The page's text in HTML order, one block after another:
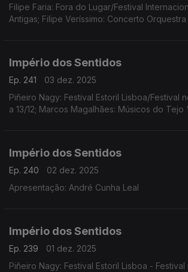
Filipe Faria: Fora do Lugar/Festival
Antigas; Filipe Veríssimo: Concerto Orquestra
Império dos Sentidos
Ep. 241
03 dez. 2025
Piñeiro Nagy: Festival Estoril Lisboa/Festival
a 13/12; Marcos Magalhães: Músicos do Tejo "E Não o Fazer!
Império dos Sentidos
Ep. 240
02 dez. 2025
Apresentação: André Cunha Leal
Império dos Sentidos
Ep. 239
01 dez. 2025
Piñeiro Nagy: Festival Estoril Lisboa - Festival